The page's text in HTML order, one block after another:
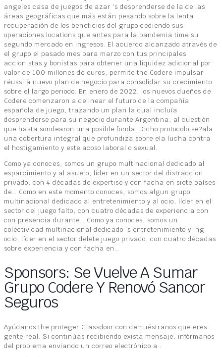
angeles casa de juegos de azar ‘s desprenderse de la de las
áreas geográficas que más están pesando sobre la lenta
recuperación de los beneficios del grupo cediendo sus
operaciones locations que antes para la pandemia time su
segundo mercado en ingresos. El acuerdo alcanzado através de
el grupo el pasado mes para marzo con tus principales
accionistas y bonistas para obtener una liquidez adicional por
valor de 100 millones de euros, permite the Codere impulsar
réussi à nuevo plan de negocio para consolidar su crecimiento
sobre el largo periodo. En enero de 2022, los nuevos dueños de
Codere comenzaron a delinear el futuro de la compañía
española de juego, trazando un plan la cual incluía
desprenderse para su negocio durante Argentina, al cuestión
que hasta sondearon una posible fonda. Dicho protocolo se?ala
una cobertura integral que profundiza sobre ela lucha contra
el hostigamiento y este acoso laboral o sexual.
Como ya conoces, somos un grupo multinacional dedicado al
esparcimiento y al asueto, líder en un sector del distraccion
privado, con 4 décadas de expertise y con facha en siete países
de… Como en este momento conoces, somos algun grupo
multinacional dedicado al entretenimiento y al ocio, líder en el
sector del juego falto, con cuatro décadas de experiencia con
con presencia durante… Como ya conoces, somos un
colectividad multinacional dedicado ‘s entretenimiento y ing
ocio, líder en el sector delete juego privado, con cuatro décadas
sobre experiencia y con facha en…
Sponsors: Se Vuelve A Sumar
Grupo Codere Y Renovó Sancor
Seguros
Ayúdanos the proteger Glassdoor con demuéstranos que eres
gente real. Si continúas recibiendo exista mensaje, infórmanos
del problema enviando un correo electrónico a .